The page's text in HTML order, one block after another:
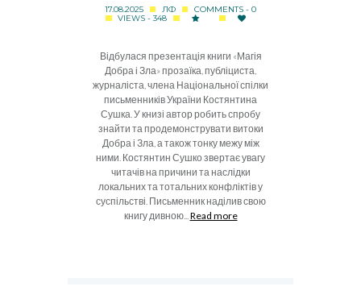
17.08.2025 ЛФ
COMMENTS - 0
VIEWS - 348
Відбулася презентація книги «Магія
Добра і Зла» прозаїка, публіциста,
журналіста, члена Національної спілки
письменників України Костянтина
Сушка. У книзі автор робить спробу
знайти та продемонструвати витоки
Добра і Зла, а також тонку межу між
ними. Костянтин Сушко звертає увагу
читачів на причини та наслідки
локальних та тотальних конфліктів у
суспільстві. Письменник наділив свою
книгу дивною...Read more